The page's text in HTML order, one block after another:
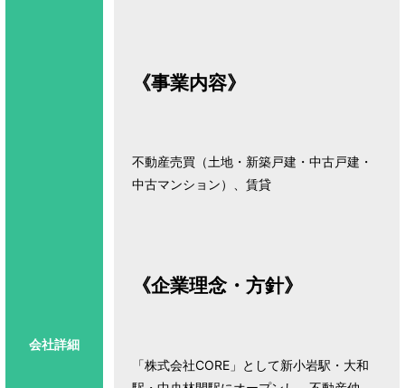
会社詳細
《事業内容》
不動産売買（土地・新築戸建・中古戸建・
中古マンション）、賃貸
《企業理念・方針》
「株式会社CORE」として新小岩駅・大和